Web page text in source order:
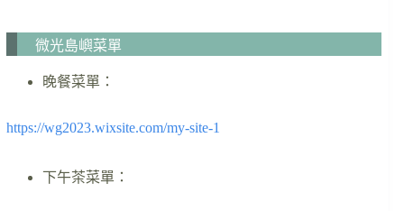
微光島嶼菜單
晚餐菜單：
https://wg2023.wixsite.com/my-site-1
下午茶菜單：